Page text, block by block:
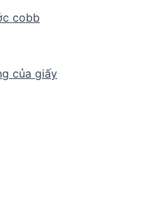
cobb
của giấy